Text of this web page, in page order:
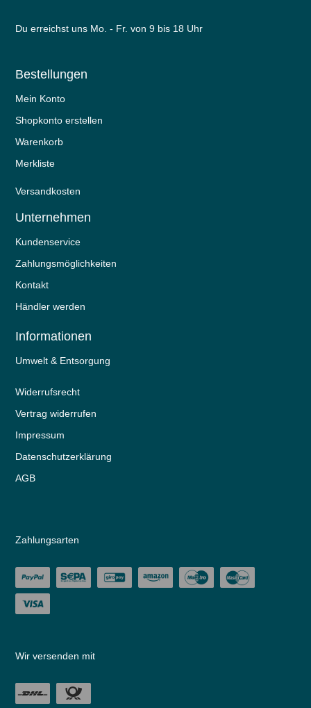
Du erreichst uns Mo. - Fr. von 9 bis 18 Uhr
Bestellungen
Mein Konto
Shopkonto erstellen
Warenkorb
Merkliste
Versandkosten
Unternehmen
Kundenservice
Zahlungsmöglichkeiten
Kontakt
Händler werden
Informationen
Umwelt & Entsorgung
Widerrufs­recht
Vertrag widerrufen
Impressum
Daten­schutz­erklärung
AGB
Zahlungsarten
Wir versenden mit